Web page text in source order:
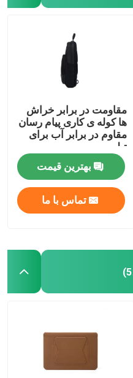
مقاومت در برابر خراش
ها کوله ی کاری پیام رسان
مقاوم در برابر آب برای
تبلت
بهترین قیمت
تماس با ما